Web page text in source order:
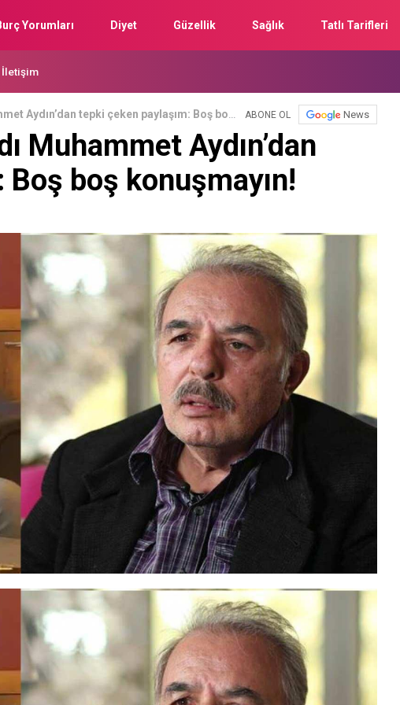
Yorumları Diyet Güzellik Sağlık Tatlı Tarifleri
İletişim
Aydın’dan tepki çeken paylaşım: Boş boş ABONE OL News
Muhammet Aydın’dan
boş konuşmayın!